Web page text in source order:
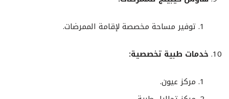
توفير مساحة مخصصة لإقامة الممرضات.
خدمات طبية تخصصية:
مركز عيون.